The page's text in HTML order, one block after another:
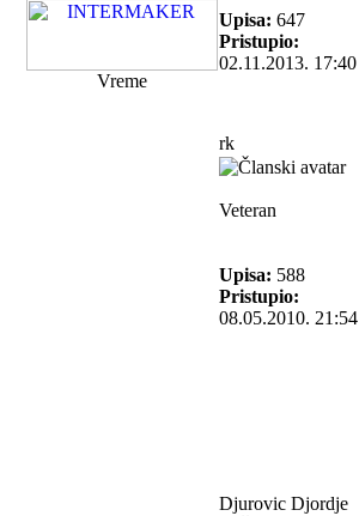
Vreme
Upisa: 647
Pristupio:
02.11.2013. 17:40
rk
Veteran
Upisa: 588
Pristupio:
08.05.2010. 21:54
Djurovic Djordje